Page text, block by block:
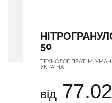
50
ТЕХНОЛОГ ПРАТ, М.
УКРАЇНА
від 77.02